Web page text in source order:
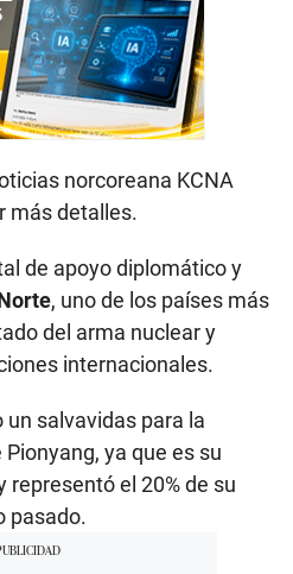
norcoreana KCNA
más detalles.
de apoyo diplomático y
, uno de los países más
del arma nuclear y
internacionales.
salvavidas para la
ya que es su
el 20% de su
pasado.